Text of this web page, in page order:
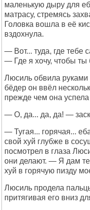
маленькую дыру для
матрасу, стремясь
Головка вошла в её
вздохнула.
— Вот... туда, где тебе
— Где я хочу, чтобы
Люсиль обвила
бёдер он ввёл
прежде чем она успела
— О, да... да, да! —
— Тугая... горячая...
свой хуй глубже в
посмотрел в глаза
они делают. — Я дам
хуй в горячую пизду
Люсиль продела
притягивая его вниз